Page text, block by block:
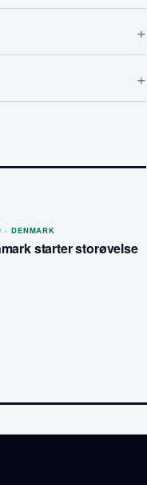
+
+
· DENMARK
starter storøvelse